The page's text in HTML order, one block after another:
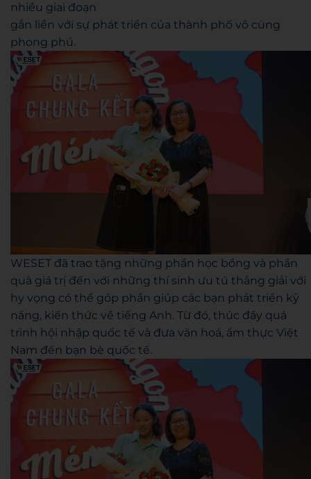
nhiều giai đoạn
gắn liền với sự phát triển của thành phố vô cùng
phong phú.
WESET đã trao tặng những phần học bổng và phần
quà giá trị đến với những thí sinh ưu tú thắng giải với
hy vọng có thể góp phần giúp các bạn phát triển kỹ
năng, kiến thức về tiếng Anh. Từ đó, thúc đẩy quá
trình hội nhập quốc tế và đưa văn hoá, ẩm thực Việt
Nam đến bạn bè quốc tế.